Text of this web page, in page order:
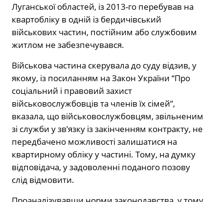
Луганської областей, із 2013-го перебував на
квартобліку в одній із бердичівський
військових частин, постійним або службовим
житлом не забезпечувався.
Військова частина скерувала до суду відзив, у
якому, із посиланням на Закон України “Про
соціальний і правовий захист
військовослужбовців та членів їх сімей”,
вказала, що військовослужбовцям, звільненим
зі служби у зв’язку із закінченням контракту, не
передбачено можливості залишатися на
квартирному обліку у частині. Тому, на думку
відповідача, у задоволенні поданого позову
слід відмовити.